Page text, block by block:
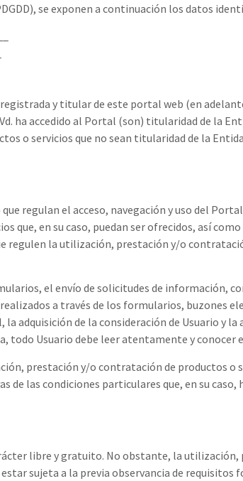
se exponen a continuación los datos
y titular de este portal web (en
ha accedido al Portal (son) titularidad de la
o servicios que no sean titularidad de la
regulan el acceso, navegación y uso del
que, en su caso, puedan ser ofrecidos, así
regulen la utilización, prestación y/o
el envío de solicitudes de información,
a través de los formularios, buzones
adquisición de la consideración de Usuario y la
todo Usuario debe leer atentamente y conocer
prestación y/o contratación de productos
de las condiciones particulares que, en su
libre y gratuito. No obstante, la
estar sujeta a la previa observancia de